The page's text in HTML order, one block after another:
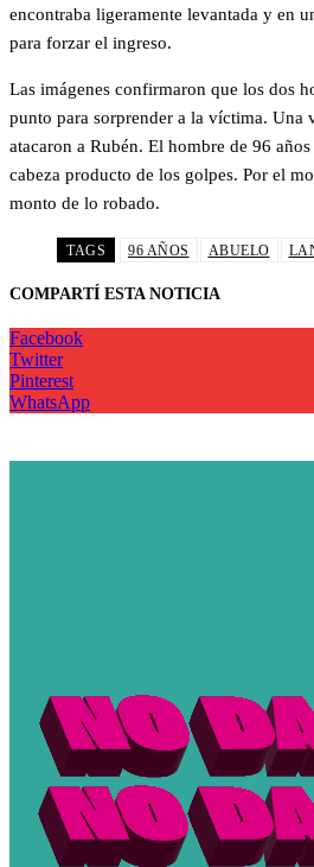
encontraba ligeramente levantada y en
para forzar el ingreso.
Las imágenes confirmaron que los dos
punto para sorprender a la víctima. Una
atacaron a Rubén. El hombre de 96
cabeza producto de los golpes. Por el
monto de lo robado.
TAGS 96 AÑOS ABUELO
COMPARTÍ ESTA NOTICIA
Facebook
Twitter
Pinterest
WhatsApp